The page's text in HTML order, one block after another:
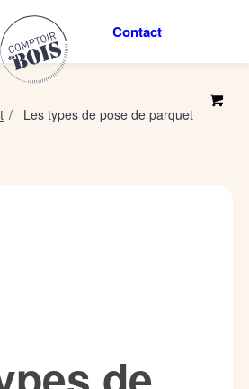
Contact
/ Les types de pose de parquet